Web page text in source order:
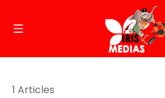
1 Articles